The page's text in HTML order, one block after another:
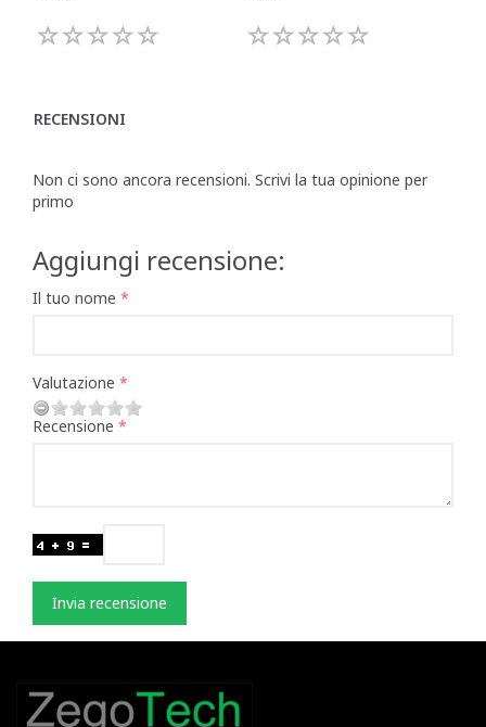
RECENSIONI
Non ci sono ancora recensioni. Scrivi la tua opinione per
primo
Aggiungi recensione:
Il tuo nome
Valutazione
Recensione
Invia recensione